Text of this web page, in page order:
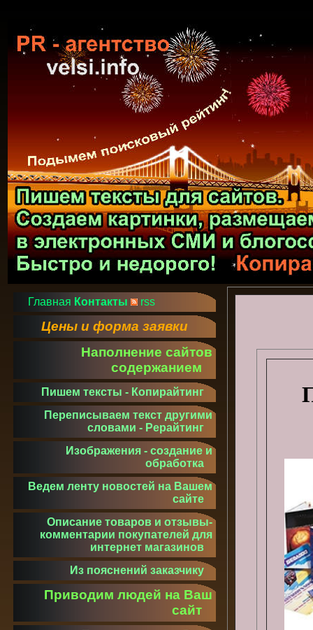
Главная Контакты rss
Цены и форма заявки
Наполнение сайтов
содержанием
Пишем тексты - Копирайтинг
Переписываем текст другими
словами - Рерайтинг
Изображения - создание и
обработка
Ведем ленту новостей на Вашем
сайте
Описание товаров и отзывы-
комментарии покупателей для
интернет магазинов
Из пояснений заказчику
Приводим людей на Ваш
сайт